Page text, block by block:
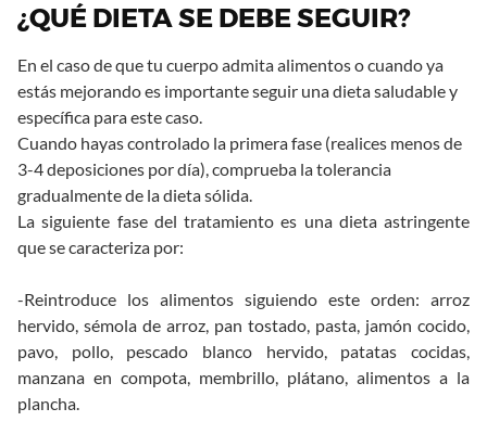
¿QUÉ DIETA SE DEBE SEGUIR?
En el caso de que tu cuerpo admita alimentos o cuando ya
estás mejorando es importante seguir una dieta saludable y
específica para este caso.
Cuando hayas controlado la primera fase (realices menos de
3-4 deposiciones por día), comprueba la tolerancia
gradualmente de la dieta sólida.
La siguiente fase del tratamiento es una dieta astringente
que se caracteriza por:
-Reintroduce los alimentos siguiendo este orden: arroz
hervido, sémola de arroz, pan tostado, pasta, jamón cocido,
pavo, pollo, pescado blanco hervido, patatas cocidas,
manzana en compota, membrillo, plátano, alimentos a la
plancha.